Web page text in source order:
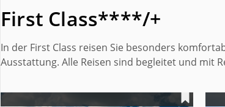
First Class****/+
In der First Class reisen Sie besonders
Ausstattung. Alle Reisen sind begleitet und mit